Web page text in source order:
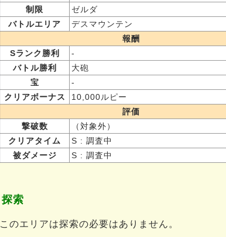
制限
ゼルダ
バトルエリア
デスマウンテン
報酬
Sランク勝利
-
バトル勝利
大砲
宝
-
クリアボーナス
10,000ルピー
評価
撃破数
（対象外）
クリアタイム
S : 調査中
被ダメージ
S : 調査中
探索
このエリアは探索の必要はありません。